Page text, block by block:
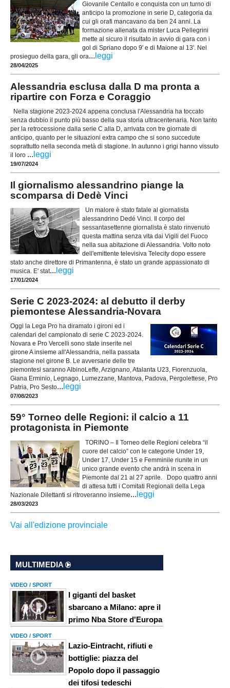
Giovanile Centallo e conquista con un turno di
anticipo la promozione in serie D, categoria da
cui gli orafi mancavano da ben 24 anni. La
formazione allenata da mister Luca Pellegrini
mette al sicuro il risultato in avvio di gara con i
gol di Spriano dopo 9' e di Maione al 13'. Nel
prosieguo della gara, gli ora... leggi
28/04/2025
Alessandria esclusa dalla D ma pronta a
ripartire con Forza e Coraggio
Nella stagione 2023-2024 appena conclusa l'Alessandria ha toccato
senza dubbio il punto più basso della sua storia ultracentenaria. Non tanto
per la retrocessione dalla serie C alla D, arrivata con tre giornate di
anticipo, quanto per le situazioni extra campo che si sono succedute
soprattutto nella seconda metà di stagione. In autunno i grigi hanno vissuto
il loro ... leggi
19/07/2024
Il giornalismo alessandrino piange la
scomparsa di Dedè Vinci
Un malore è stato fatale al giornalista
alessandrino Dedé Vinci. Il corpo del
sessantasettenne giornalista è stato rinvenuto
questa mattina senza vita dai Vigili del Fuoco
nella sua abitazione di Alessandria. Volto noto
dell'emittente televisiva Telecity dopo essere
stato anche direttore di Primantenna, è stato un grande appassionato di
musica. E' stat... leggi
17/01/2024
Serie C 2023-2024: al debutto il derby
piemontese Alessandria-Novara
Oggi la Lega Pro ha diramato i gironi ed i
calendari del campionato di serie C 2023-2024.
Novara e Pro Vercelli sono state inserite nel
girone A insieme all'Alessandria, nella passata
stagione nel girone B. Le avversarie delle tre
piemontesi saranno AlbinoLeffe, Arzignano, Atalanta U23, Fiorenzuola,
Giana Erminio, Legnago, Lumezzane, Mantova, Padova, Pergolettese, Pro
Patria, Pro Sesto... leggi
07/08/2023
59° Torneo delle Regioni: il calcio a 11
protagonista in Piemonte
TORINO – Il Torneo delle Regioni celebra “il
cuore del calcio” con le categorie Under 19,
Under 17, Under 15 e Femminile riunite in un
unico grande evento che andrà in scena in
Piemonte dal 21 al 27 aprile. Dopo quattro anni
di attesa tutti i Comitati Regionali della Lega
Nazionale Dilettanti si ritroveranno insieme... leggi
28/03/2023
Vai all'edizione provinciale
MULTIMEDIA
VIDEO / SPORT
I giganti del basket
sbarcano a Milano: apre il
primo Nba Store d'Europa
VIDEO / SPORT
Lazio-Eintracht, rifiuti e
bottiglie: piazza del
Popolo dopo il passaggio
dei tifosi tedeschi